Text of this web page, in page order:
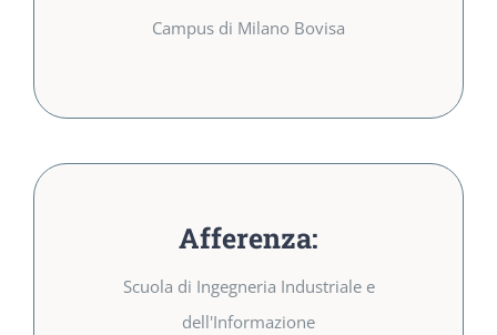
Campus di Milano Bovisa
Campus di Milano Bovisa
Afferenza:
Scuola di Ingegneria Industriale e
dell'Informazione
Scuola di Ingegneria
Industriale e dell’Informazione